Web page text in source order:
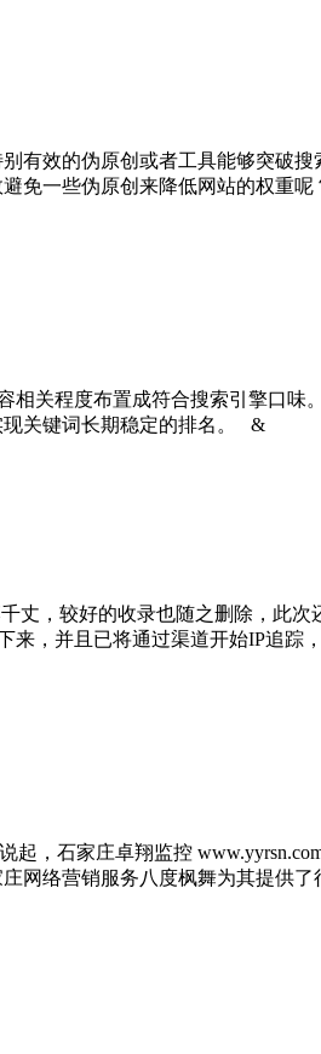
效的伪原创或者工具能够突破搜
免一些伪原创来降低网站的权重
关程度布置成符合搜索引擎口味
现关键词长期稳定的排名。 &
丈，较好的收录也随之删除，此
，并且已将通过渠道开始IP追踪
，石家庄卓翔监控
网络营销服务八度枫舞为其提供了